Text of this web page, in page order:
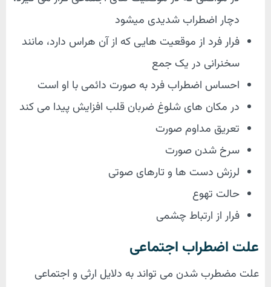
دچار اضطراب شدیدی میشود
فرار فرد از موقعیت هایی که از آن هراس دارد، مانند
سخنرانی در یک جمع
احساس اضطراب فرد به صورت دائمی با او است
در مکان های شلوغ ضربان قلب افزایش پیدا می کند
تعریق مداوم صورت
سرخ شدن صورت
لرزش دست ها و تارهای صوتی
حالت تهوع
فرار از ارتباط چشمی
علت اضطراب اجتماعی
علت مضطرب شدن می تواند به دلایل ارثی و اجتماعی